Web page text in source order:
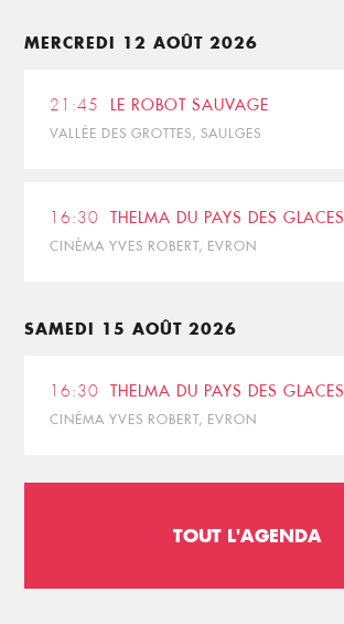
MERCREDI 12 AOÛT 2026
21:45 LE ROBOT SAUVAGE
VALLÉE DES GROTTES, SAULGES
16:30 THELMA DU PAYS DES GLACES
CINÉMA YVES ROBERT, EVRON
SAMEDI 15 AOÛT 2026
16:30 THELMA DU PAYS DES GLACES
CINÉMA YVES ROBERT, EVRON
TOUT L'AGENDA